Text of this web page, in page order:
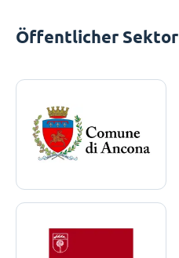
Öffentlicher Sektor